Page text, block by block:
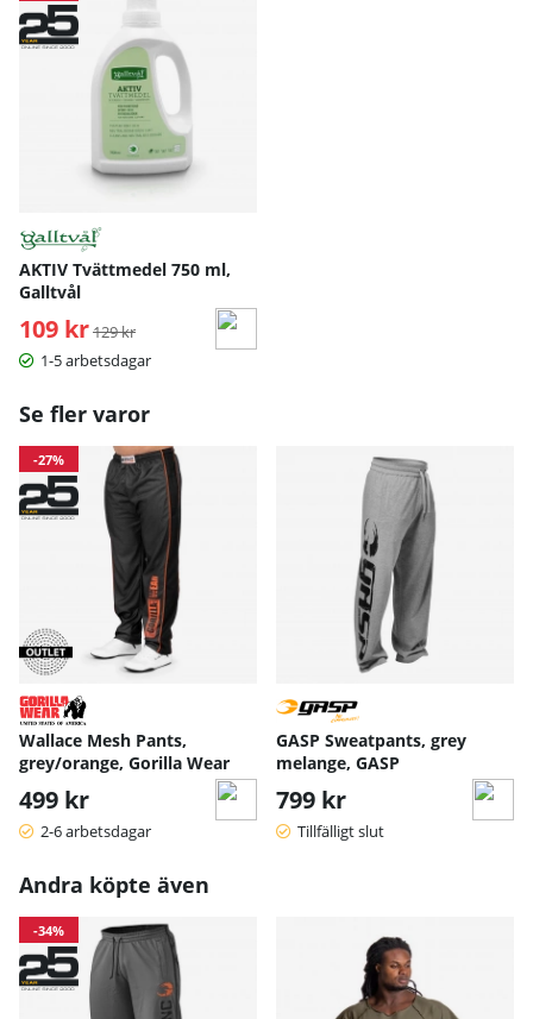
AKTIV Tvättmedel 750 ml,
Galltvål
109 kr Ordinarie pris:
129 kr
1-5 arbetsdagar
Se fler varor
-27%
Wallace Mesh Pants,
grey/orange, Gorilla Wear
499 kr
2-6 arbetsdagar
GASP Sweatpants, grey
melange, GASP
799 kr
Tillfälligt slut
Andra köpte även
-34%